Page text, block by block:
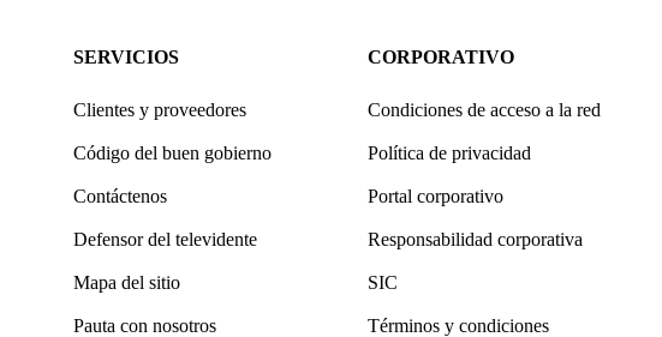
SERVICIOS
Clientes y proveedores
Código del buen gobierno
Contáctenos
Defensor del televidente
Mapa del sitio
Pauta con nosotros
CORPORATIVO
Condiciones de acceso a la red
Política de privacidad
Portal corporativo
Responsabilidad corporativa
SIC
Términos y condiciones